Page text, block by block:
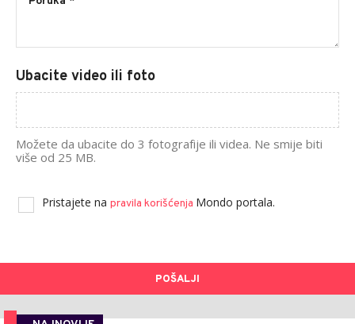
Ubacite video ili foto
Možete da ubacite do 3 fotografije ili videa. Ne smije biti
više od 25 MB.
Pristajete na pravila korišćenja Mondo portala.
POŠALJI